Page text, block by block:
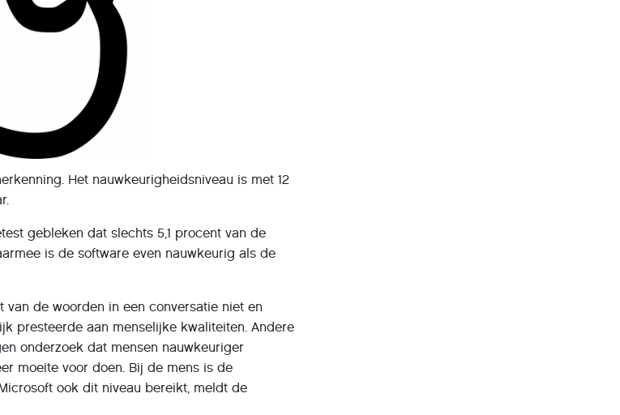
Het nauwkeurigheidsniveau is met 12
gebleken dat slechts 5,1 procent van de
is de software even nauwkeurig als de
de woorden in een conversatie niet en
presteerde aan menselijke kwaliteiten. Andere
onderzoek dat mensen nauwkeuriger
moeite voor doen. Bij de mens is de
ook dit niveau bereikt, meldt de